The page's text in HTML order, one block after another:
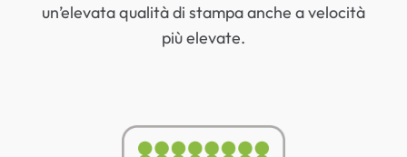
un’elevata qualità di stampa anche a velocità
più elevate.